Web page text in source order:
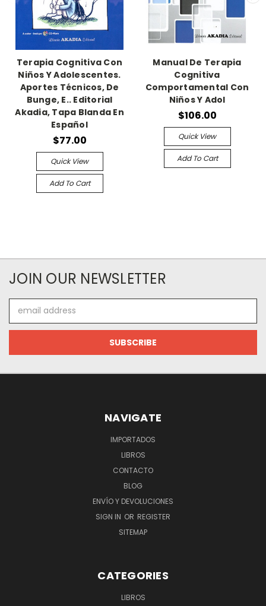
Terapia Cognitiva Con
Niños Y Adolescentes.
Aportes Técnicos, De
Bunge, E.. Editorial
Akadia, Tapa Blanda En
Español
$77.00
Quick View
Add To Cart
Manual De Terapia
Cognitiva
Comportamental Con
Niños Y Adol
$106.00
Quick View
Add To Cart
JOIN OUR NEWSLETTER
Address
NAVIGATE
IMPORTADOS
LIBROS
CONTACTO
BLOG
ENVÍO Y DEVOLUCIONES
SIGN IN OR REGISTER
SITEMAP
CATEGORIES
LIBROS